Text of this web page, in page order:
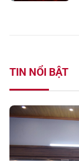
TIN NỔI BẬT